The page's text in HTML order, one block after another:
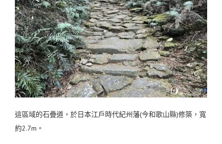
這區域的石疊道，於日本江戶時代紀州藩(今和歌山縣)修築，寬
約2.7m。